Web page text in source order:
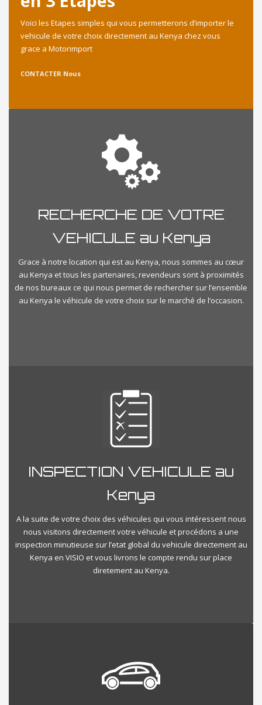
Voici les Etapes simples qui vous permetterons d’importer le
vehicule de votre choix directement au Kenya chez vous
grace a Motorimport
CONTACTER Nous
RECHERCHE DE VOTRE
VEHICULE au Kenya
Grace à notre location qui est au Kenya, nous sommes au cœur
au Kenya et tous les partenaires, revendeurs sont à proximités
de nos bureaux ce qui nous permet de rechercher sur l’ensemble
au Kenya le véhicule de votre choix sur le marché de l’occasion.
INSPECTION VEHICULE au
Kenya
A la suite de votre choix des véhicules qui vous intéressent nous
nous visitons directement votre véhicule et procédons a une
inspection minutieuse sur l’etat global du vehicule directement au
Kenya en VISIO et vous livrons le compte rendu sur place
diretement au Kenya.